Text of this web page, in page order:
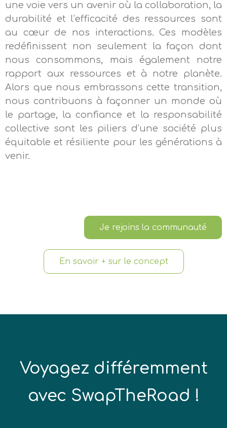
une voie vers un avenir où la collaboration, la
durabilité et l’efficacité des ressources sont
au cœur de nos interactions. Ces modèles
redéfinissent non seulement la façon dont
nous consommons, mais également notre
rapport aux ressources et à notre planète.
Alors que nous embrassons cette transition,
nous contribuons à façonner un monde où
le partage, la confiance et la responsabilité
collective sont les piliers d’une société plus
équitable et résiliente pour les générations à
venir.
Je rejoins la communauté
En savoir + sur le concept
Voyagez différemment
avec SwapTheRoad !